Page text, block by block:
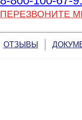
ПЕРЕЗВОНИТЕ
ОТЗЫВЫ